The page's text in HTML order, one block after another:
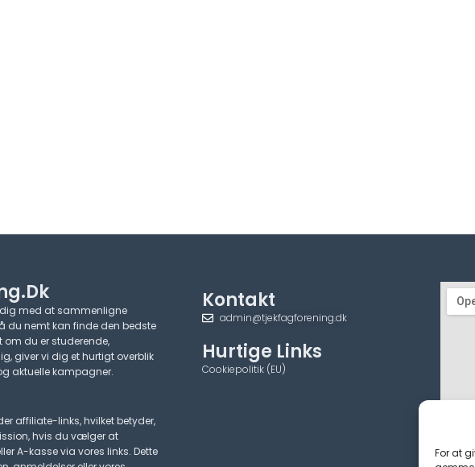
For at
med at sammenligne
du nemt kan finde den bedste
om du er studerende,
giver vi dig et hurtigt overblik
aktuelle kampagner.​
affiliate-links, hvilket betyder,
hvis du vælger at
A-kasse via vores links. Dette
Kontakt
admin@tjekfagforening.dk
Hurtige Links
Cookiepolitik (EU)